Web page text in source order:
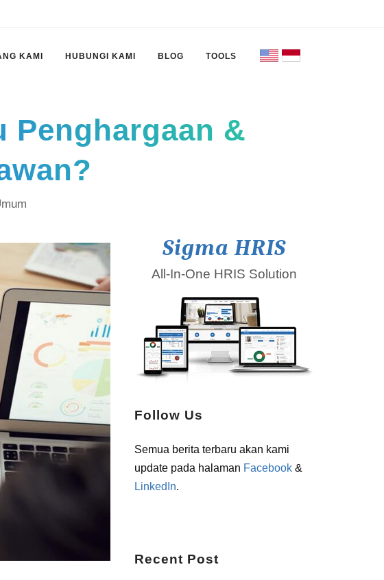
KAMI HUBUNGI KAMI BLOG TOOLS
Penghargaan &
Sigma HRIS
All-In-One HRIS Solution
Follow Us
Semua berita terbaru akan kami
update pada halaman Facebook&
LinkedIn.
Recent Post